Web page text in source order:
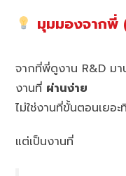
มุมมองจากพี่
จากที่พี่ดูงาน R&D มา
งานที่ ผ่านง่าย
ไม่ใช่งานที่ขั้นตอนเยอะ
แต่เป็นงานที่